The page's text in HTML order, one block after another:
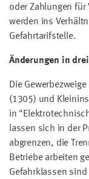
oder Zahlungen für
werden ins
Gefahrtarifstelle.
Änderungen in
Die
(1305) und
in
lassen sich in der
abgrenzen, die
Betriebe arbeiten
Gefahrklassen